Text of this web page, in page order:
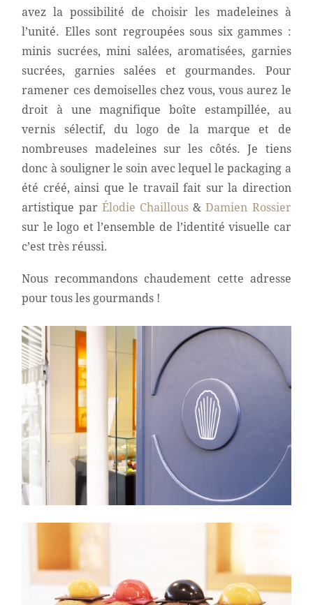
avez la possibilité de choisir les madeleines à
l’unité. Elles sont regroupées sous six gammes :
minis sucrées, mini salées, aromatisées, garnies
sucrées, garnies salées et gourmandes. Pour
ramener ces demoiselles chez vous, vous aurez le
droit à une magnifique boîte estampillée, au
vernis sélectif, du logo de la marque et de
nombreuses madeleines sur les côtés. Je tiens
donc à souligner le soin avec lequel le packaging a
été créé, ainsi que le travail fait sur la direction
artistique par Élodie Chaillous &Damien Rossier
sur le logo et l’ensemble de l’identité visuelle car
c’est très réussi.
Nous recommandons chaudement cette adresse
pour tous les gourmands !